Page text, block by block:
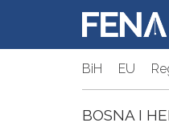
BiH EU
BOSNA I